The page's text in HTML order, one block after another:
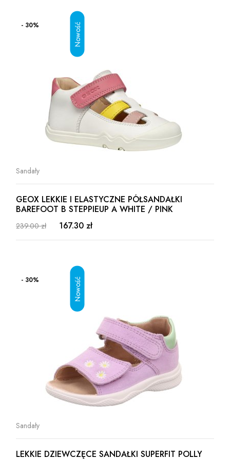
- 30%
Sandały
GEOX LEKKIE I ELASTYCZNE PÓŁSANDAŁKI
BAREFOOT B STEPPIEUP A WHITE / PINK
239.00 zł 167.30 zł
- 30%
Sandały
LEKKIE DZIEWCZĘCE SANDAŁKI SUPERFIT POLLY